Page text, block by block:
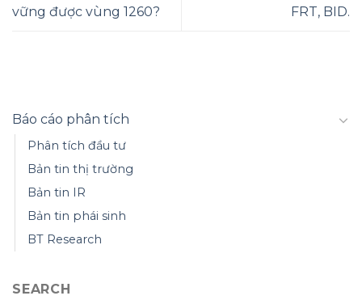
vững được vùng 1260?
FRT, BID.
Báo cáo phân tích
Phân tích đầu tư
Bản tin thị trường
Bản tin IR
Bản tin phái sinh
BT Research
SEARCH